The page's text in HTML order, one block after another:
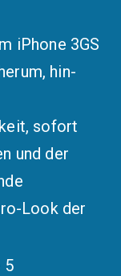
iPhone 3GS
hin-
sofort
und der
Look der
5